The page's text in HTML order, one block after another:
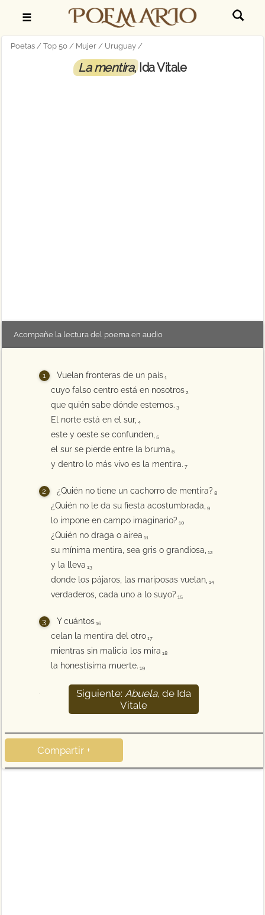
☰
Poetas Top 50 Mujer Uruguay
La mentira, Ida Vitale
Acompañe la lectura del poema en audio
Vuelan fronteras de un país 1
cuyo falso centro está en nosotros 2
que quién sabe dónde estemos. 3
El norte está en el sur, 4
este y oeste se confunden, 5
el sur se pierde entre la bruma 6
y dentro lo más vivo es la mentira. 7
¿Quién no tiene un cachorro de mentira? 8
¿Quién no le da su fiesta acostumbrada, 9
lo impone en campo imaginario? 10
¿Quién no draga o airea 11
su mínima mentira, sea gris o grandiosa, 12
y la lleva 13
donde los pájaros, las mariposas vuelan, 14
verdaderos, cada uno a lo suyo? 15
Y cuántos 16
celan la mentira del otro 17
mientras sin malicia los mira 18
la honestísima muerte. 19
Siguiente:Abuela, de Ida
Vitale
Compartir +